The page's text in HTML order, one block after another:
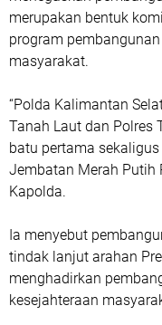
merupakan bentuk
program
masyarakat.
“Polda Kalimantan
Tanah Laut dan Polres
batu pertama
Jembatan Merah Putih
Kapolda.
Ia menyebut
tindak lanjut arahan
menghadirkan
kesejahteraan